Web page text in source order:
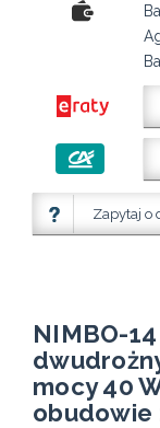
Zapytaj o
NIMBO-
mocy 40
obudowie